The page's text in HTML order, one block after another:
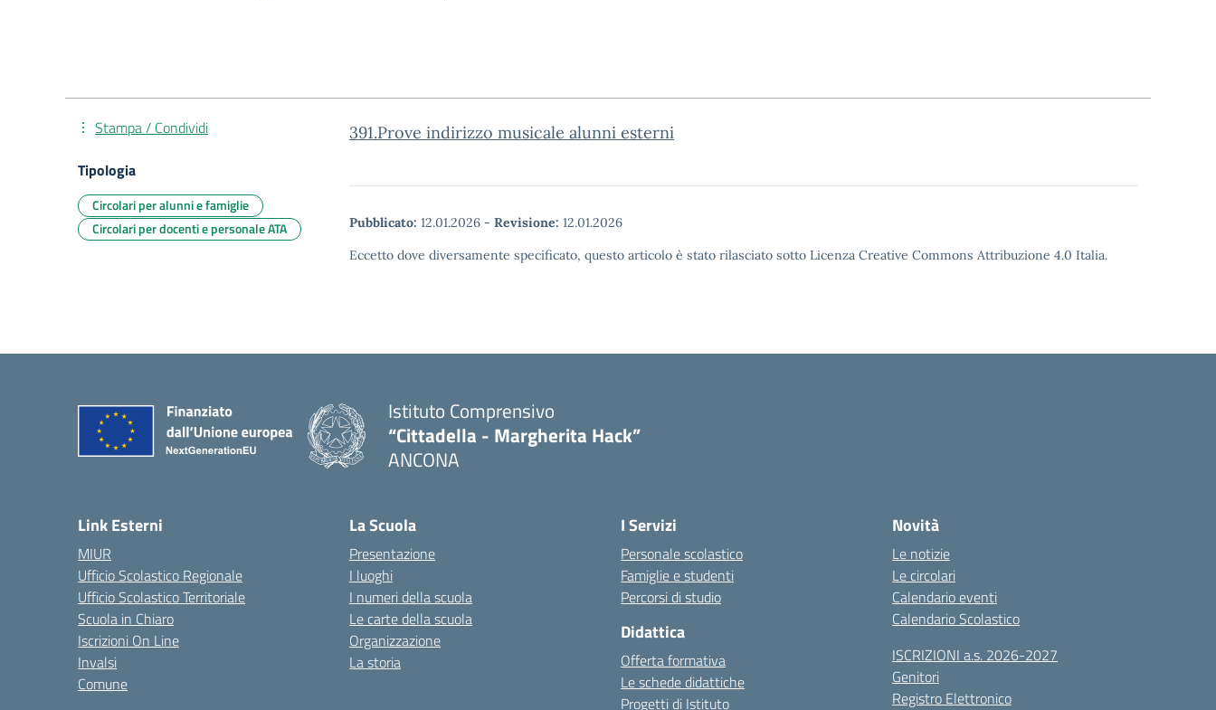
391.Prove indirizzo musicale alunni esterni
Pubblicato: 12.01.2026 - Revisione: 12.01.2026
Eccetto dove diversamente specificato, questo articolo è stato rilasciato sotto Licenza Creative Commons Attribuzione 4.0 Italia.
Stampa / Condividi
Tipologia
Circolari per alunni e famiglie
Circolari per docenti e personale ATA
Istituto Comprensivo
“Cittadella - Margherita Hack”
ANCONA
Link Esterni
MIUR
Ufficio Scolastico Regionale
Ufficio Scolastico Territoriale
Scuola in Chiaro
Iscrizioni On Line
Invalsi
Comune
La Scuola
Presentazione
I luoghi
I numeri della scuola
Le carte della scuola
Organizzazione
La storia
I Servizi
Personale scolastico
Famiglie e studenti
Percorsi di studio
Didattica
Offerta formativa
Le schede didattiche
Progetti di Istituto
Novità
Le notizie
Le circolari
Calendario eventi
Calendario Scolastico
ISCRIZIONI a.s. 2026-2027
Genitori
Registro Elettronico